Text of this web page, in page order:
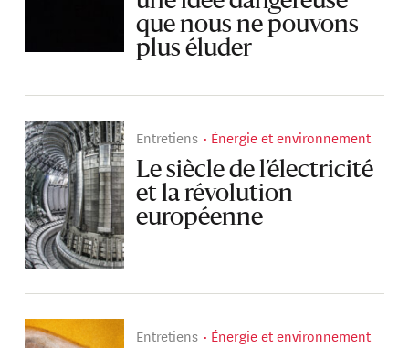
que nous ne pouvons
plus éluder
Entretiens Énergie et environnement
Le siècle de l’électricité
et la révolution
européenne
Entretiens Énergie et environnement